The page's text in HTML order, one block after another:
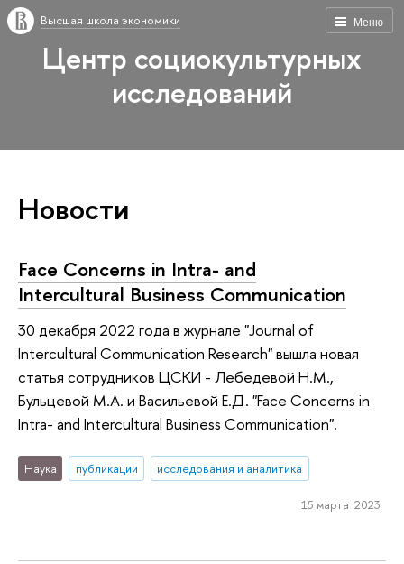
Меню
Высшая школа экономики
Центр социокультурных
исследований
Новости
Face Concerns in Intra- and
Intercultural Business Communication
30 декабря 2022 года в журнале "Journal of
Intercultural Communication Research" вышла новая
статья сотрудников ЦСКИ - Лебедевой Н.М.,
Бульцевой М.А. и Васильевой Е.Д. "Face Concerns in
Intra- and Intercultural Business Communication".
Наука публикации исследования и аналитика
15 марта 2023